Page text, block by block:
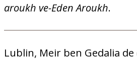
aroukh ve-Eden Aroukh.
Lublin, Meir ben Gedalia de